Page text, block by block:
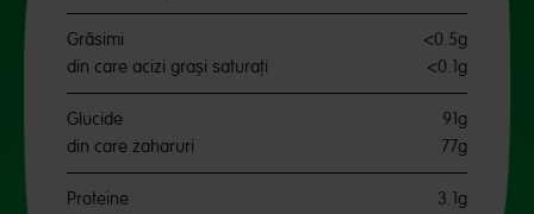
Grăsimi
<0.5g
din care acizi grași saturați
<0.1g
Glucide
91g
din care zaharuri
77g
Proteine 3.1g